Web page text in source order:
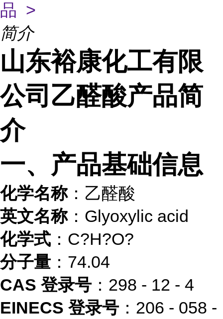
品 >
简介
山东裕康化工有限
公司乙醛酸产品简
介
一、产品基础信息
化学名称：乙醛酸
英文名称：Glyoxylic acid
化学式 ：C?H?O?
分子量 ：74.04
CAS 登录号 ：298 - 12 - 4
EINECS 登录号 ：206 - 058 -